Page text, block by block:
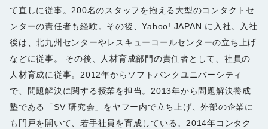
て直しに従事。200名のスタッフを抱える大型のコンタクトセ
ンターの責任者も経験。その後、Yahoo! JAPAN に入社。入社
後は、北九州センターやレスキューコールセンターの立ち上げ
などに従事。 その後、人材育成部門の責任者として、社員の
人材育成に従事。2012年からソフトバンクユニバーシティ
で、問題解決に関する授業を担当。2013年から問題解決養成
塾である「SV 研究会」をヤフー内で立ち上げ、外部の企業に
も門戸を開いて、若手社員を育成している。2014年コンタク